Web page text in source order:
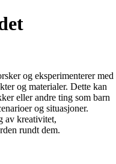
og eksperimenterer med
og materialer. Dette kan
eller andre ting som barn
og situasjoner.
av kreativitet,
rundt dem.